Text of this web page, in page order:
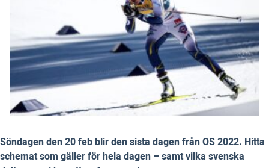
Söndagen den 20 feb blir den sista dagen från OS 2022. Hitta
schemat som gäller för hela dagen – samt vilka svenska